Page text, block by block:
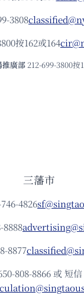
3808
按162或164
推廣部 212-699-3800按
三藩市
4826
8888
8877
808-8866 或 短